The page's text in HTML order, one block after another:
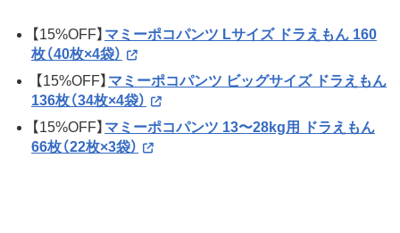
【15%OFF】 マミーポコパンツ Lサイズ ドラえもん 160
枚（40枚×4袋）
【15%OFF】 マミーポコパンツ ビッグサイズ ドラえもん
136枚（34枚×4袋）
【15%OFF】 マミーポコパンツ 13〜28kg用 ドラえもん
66枚（22枚×3袋）